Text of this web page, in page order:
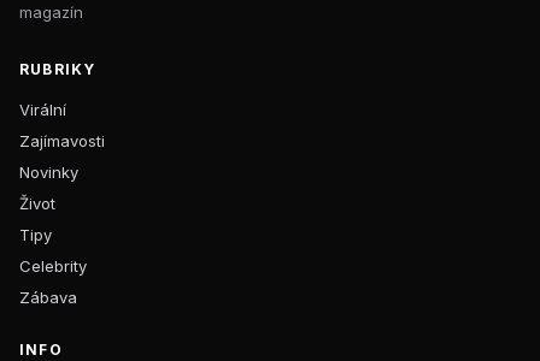
magazín
RUBRIKY
Virální
Zajímavosti
Novinky
Život
Tipy
Celebrity
Zábava
INFO